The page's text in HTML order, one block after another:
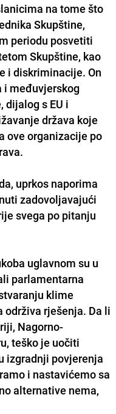
na tome što
Skupštine,
periodu posvetiti
Skupštine, kao
i diskriminacije. On
i međuvjerskog
dijalog s EU i
država koje
ove organizacije po
uprkos naporima
zadovoljavajući
svega po pitanju
uglavnom su u
parlamentarna
klime
održiva rješenja. Da li
Nagorno-
teško je uočiti
izgradnji povjerenja
i nastavićemo sa
alternative nema,